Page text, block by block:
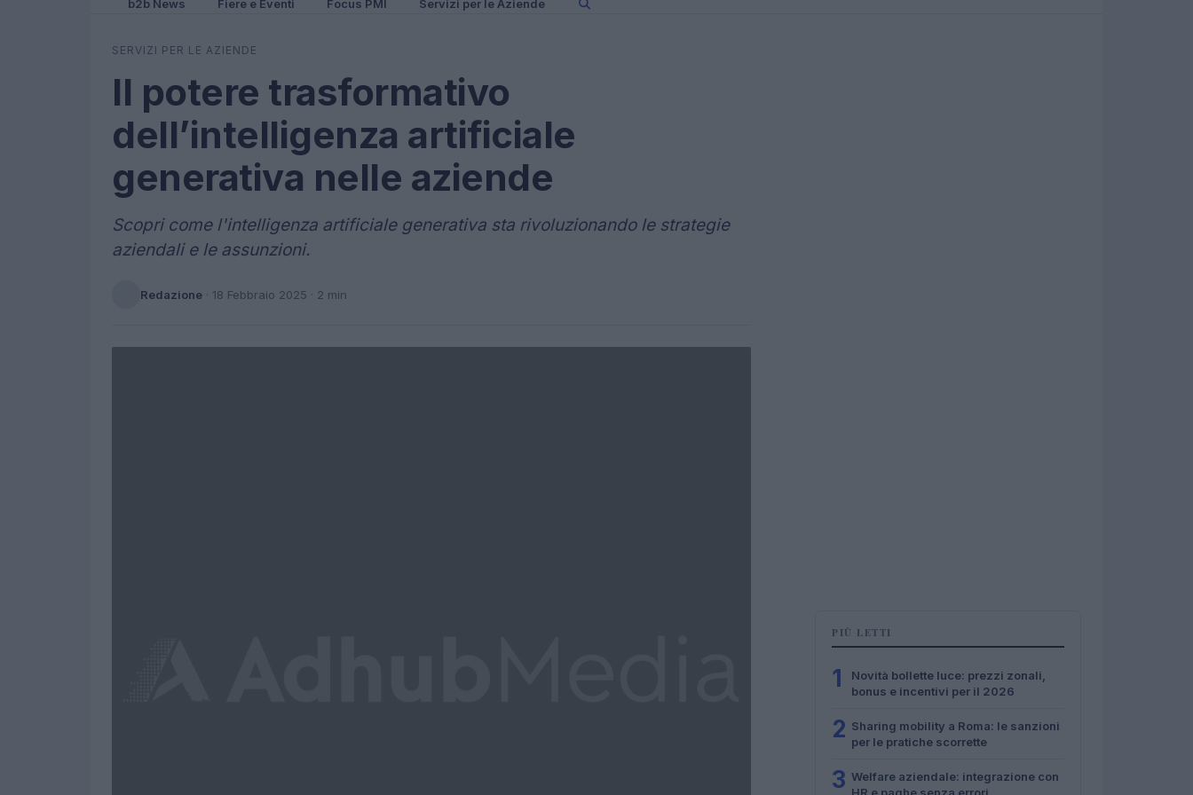
b2b News Fiere e Eventi Focus PMI Servizi per le Aziende
SERVIZI PER LE AZIENDE
Il potere trasformativo
dell’intelligenza artificiale
generativa nelle aziende
Scopri come l'intelligenza artificiale generativa sta rivoluzionando le strategie
aziendali e le assunzioni.
Redazione · 18 Febbraio 2025 · 2 min
PIÙ LETTI
1
Novità bollette luce: prezzi zonali,
bonus e incentivi per il 2026
2 Sharing mobility a Roma: le sanzioni
per le pratiche scorrette
3 Welfare aziendale: integrazione con